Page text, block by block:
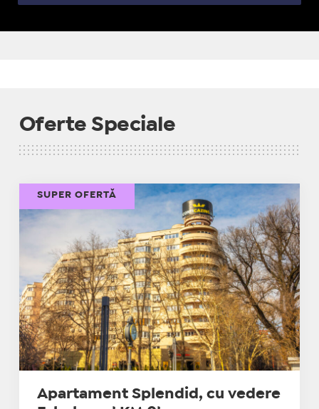
Oferte Speciale
Apartament Splendid, cu vedere
SUPER OFERTĂ